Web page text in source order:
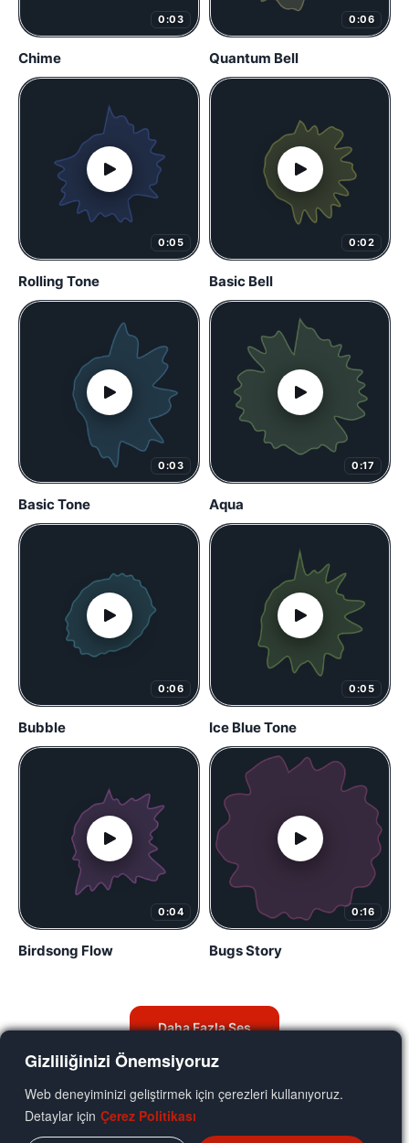
Gizliliğinizi Önemsiyoruz
Web deneyiminizi geliştirmek için çerezleri kullanıyoruz.
Detaylar için Çerez Politikası
0:03
Chime
0:06
Quantum Bell
0:05
Rolling Tone
0:02
Basic Bell
0:03
Basic Tone
0:17
Aqua
0:06
Bubble
0:05
Ice Blue Tone
0:04
Birdsong Flow
0:16
Bugs Story
Daha Fazla Ses